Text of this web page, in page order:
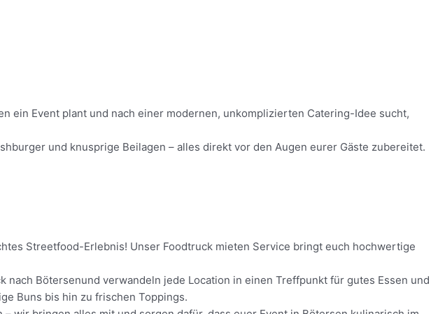
ein Event plant und nach einer modernen, unkomplizierten Catering-Idee sucht,
und knusprige Beilagen – alles direkt vor den Augen eurer Gäste zubereitet.
Streetfood-Erlebnis! Unser Foodtruck mieten Service bringt euch hochwertige
Bötersenund verwandeln jede Location in einen Treffpunkt für gutes Essen und
Buns bis hin zu frischen Toppings.